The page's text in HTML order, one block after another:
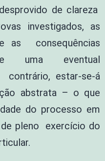
de clareza
investigados, as
as consequências
uma eventual
contrário, estar-se-á
abstrata – o que
do processo em
de pleno exercício do